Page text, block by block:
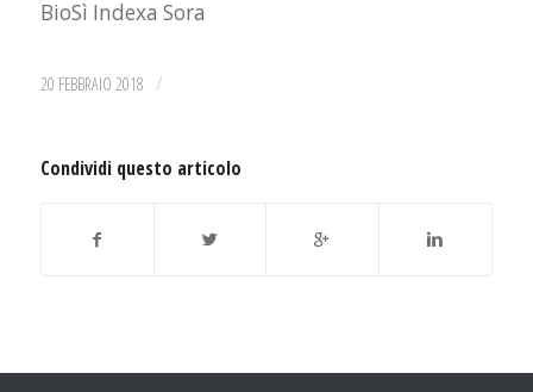
BioSì Indexa Sora
20 FEBBRAIO 2018 /
Condividi questo articolo